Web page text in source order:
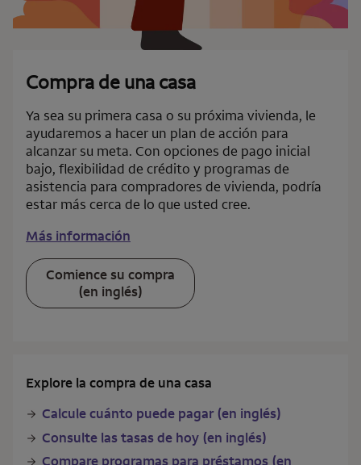
Compra de una casa
Ya sea su primera casa o su próxima vivienda, le
ayudaremos a hacer un plan de acción para
alcanzar su meta. Con opciones de pago inicial
bajo, flexibilidad de crédito y programas de
asistencia para compradores de vivienda, podría
estar más cerca de lo que usted cree.
Más información
Comience su compra
(en inglés)
Explore la compra de una casa
Calcule cuánto puede pagar (en inglés)
Consulte las tasas de hoy (en inglés)
Compare programas para préstamos (en